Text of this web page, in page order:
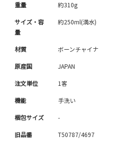
重量 約310g
サイズ・容
量
約250ml(満水)
材質 ボーンチャイナ
原産国 JAPAN
注文単位 1客
機能 手洗い
梱包サイズ -
旧品番 T50787/4697